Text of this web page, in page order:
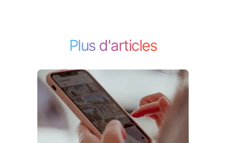
Plus d'articles